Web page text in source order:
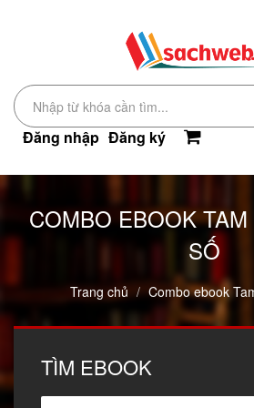
Đăng nhập Đăng ký
COMBO EBOOK
SỐ
Trang chủ Combo ebook
TÌM EBOOK